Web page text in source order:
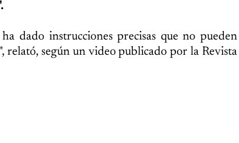
dado instrucciones precisas que no pueden
relató, según un video publicado por la Revista